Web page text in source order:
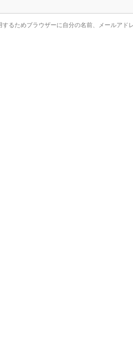
するためブラウザーに自分の名前、メールアド